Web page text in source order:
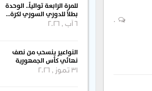
للمرة الرابعة توالياً.. الوحدة
بطلاً للدوري السوري لكرة…
6 آب , 2026
النواعير ينسحب من نصف
نهائي كأس الجمهورية
31 تموز , 2026